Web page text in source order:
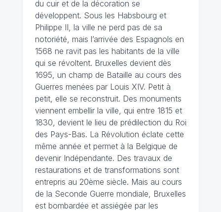
du cuir et de la décoration se
développent. Sous les Habsbourg et
Philippe II, la ville ne perd pas de sa
notoriété, mais l’arrivée des Espagnols en
1568 ne ravit pas les habitants de la ville
qui se révoltent. Bruxelles devient dès
1695, un champ de Bataille au cours des
Guerres menées par Louis XIV. Petit à
petit, elle se reconstruit. Des monuments
viennent embellir la ville, qui entre 1815 et
1830, devient le lieu de prédilection du Roi
des Pays-Bas. La Révolution éclate cette
même année et permet à la Belgique de
devenir Indépendante. Des travaux de
restaurations et de transformations sont
entrepris au 20ème siècle. Mais au cours
de la Seconde Guerre mondiale, Bruxelles
est bombardée et assiégée par les